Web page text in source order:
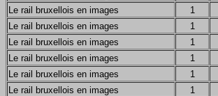
Le rail bruxellois en images
1
Le rail bruxellois en images
1
Le rail bruxellois en images
1
Le rail bruxellois en images
1
Le rail bruxellois en images
1
Le rail bruxellois en images
1